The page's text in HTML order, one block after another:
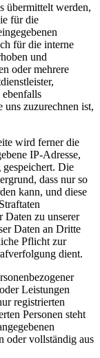
übermittelt werden,
für die
für die interne
und
oder mehrere
ebenfalls
zuzurechnen ist,
wird ferner die
IP-Adresse,
Die
dass nur so
kann, und diese
Daten zu unserer
Daten an Dritte
Pflicht zur
dient.
Leistungen
registrierten
Personen steht
oder vollständig aus